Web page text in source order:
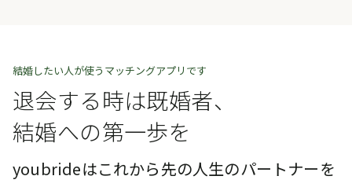
結婚したい人が使うマッチングアプリです
退会する時は既婚者、
結婚への第一歩を
youbrideはこれから先の人生のパートナーを